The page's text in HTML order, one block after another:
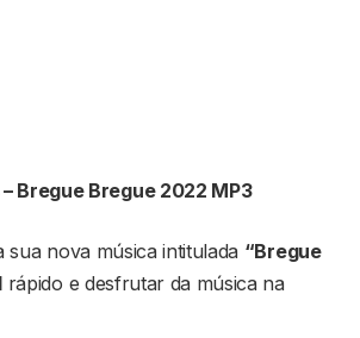
Bregue Bregue 2022 MP3
sua nova música intitulada “Bregue
rápido e desfrutar da música na